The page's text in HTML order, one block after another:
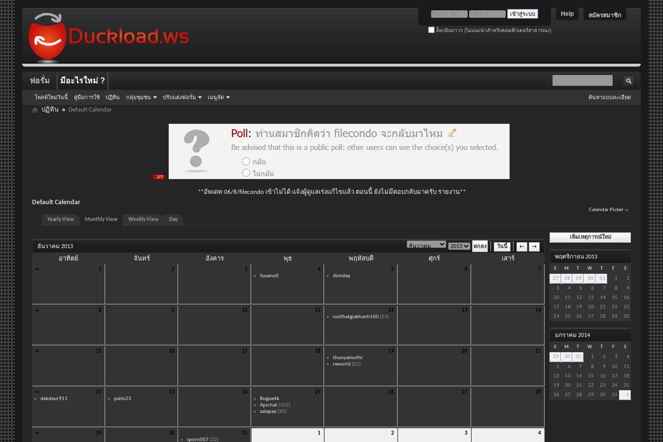
สมัครสมาชิก
Help
ล็อกอินถาวร (ไม่แนะนำสำหรับคอมพิวเตอร์สาธารณะ)
ฟอรั่ม
โพสต์ใหม่วันนี้ คู่มือการใช้ ปฏิทิน กลุ่มชุมชน ปรับแต่งฟอรั่ม เมนูลัด
มีอะไรใหม่ ?
ค้นหาแบบละเอียด
ปฏิทิน Default Calendar
**อัพเดท 06/8/filecondo เข้าไม่ได้ แจ้งผู้ดูแลเร่งแก้ไขแล้ว ตอนนี้ ยังไม่มีตอบกลับมาครับ รายงาน**
Default Calendar
Calendar Picker
Yearly View
Monthly View Weekly View Day
วันนี้ ← →
ธันวาคม 2013
อาทิตย์ จันทร์ อังคาร พุธ พฤหัสบดี ศุกร์ เสาร์
→ 1 2 3
4
Susano0
5
Aimsley
6 7
→ 8 9 10 11
12
noithatgiakhanh100(23)
13 14
→ 15 16 17 18
19
thunyamuthi
reworld (22)
20 21
→
22
dekdeur911
23
palm23
24
25
Rogue4k
Apichat(102)
zalapao(20)
26 27 28
→ 29 30
31
sporn007(22)
1 2 3 4
เพิ่มเหตุการณ์ใหม่
พฤศจิกายน 2013
S M W F S
27 28 29 30 31 1
2
3
4 5 6 7 8
9
10
11 12 13 14 15
16
17
18 19 20 21 22
23
24
25 26 27 28 29 30
มกราคม 2014
S M W F S
29 30 31 1 2 3
4
5
6 7 8 9 10
11
12
13 14 15 16 17
18
19
20 21 22 23 24
25
26
27 28 29 30 31 1